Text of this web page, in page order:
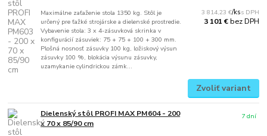
Maximálne zaťaženie stola 1350 kg. Stôl je
určený pre ťažké strojárske a dielenské prostredie.
Vybavenie stola: 3 x 4-zásuvková skrinka v
konfigurácií zásuviek: 75 + 75 + 100 + 300 mm.
Plošná nosnosť zásuvky 100 kg, ložiskový výsun
zásuvky 100 %, blokácia výsunu zásuvky,
uzamykanie cylindrickou zámk...
3 814,23 €/ks
3 101 €bez DPH
Zvoliť variant
Dielenský stôl PROFI MAX PM604 - 200
x 70 x 85/90 cm
7 dní